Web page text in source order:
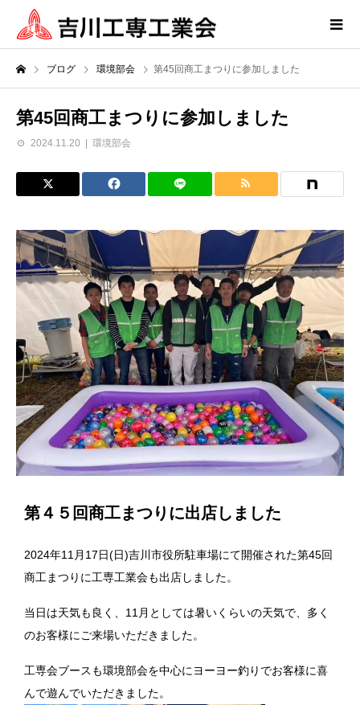
ブログ 環境部会 第45回商工まつりに参加しました
第45回商工まつりに参加しました
2024.11.20 環境部会
第４５回商工まつりに出店しました
2024年11月17日(日)吉川市役所駐車場にて開催された第45回
商工まつりに工専工業会も出店しました。
当日は天気も良く、11月としては暑いくらいの天気で、多く
のお客様にご来場いただきました。
工専会ブースも環境部会を中心にヨーヨー釣りでお客様に喜
んで遊んでいただきました。